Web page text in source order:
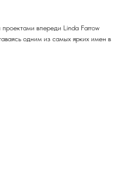
впереди Linda Farrow
одним из самых ярких имен в